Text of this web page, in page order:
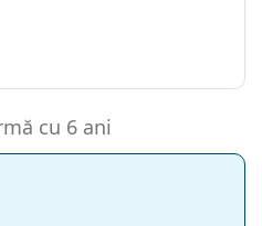
cu 6 ani